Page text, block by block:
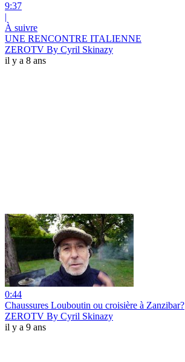
9:37
|
À suivre
UNE RENCONTRE ITALIENNE
ZEROTV By Cyril Skinazy
il y a 8 ans
0:44
Chaussures Louboutin ou croisière à Zanzibar?
ZEROTV By Cyril Skinazy
il y a 9 ans